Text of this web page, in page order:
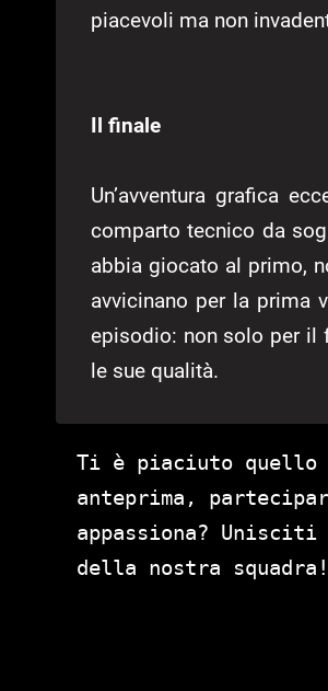
piacevoli ma non
Il finale
Un’avventura grafica
comparto tecnico da
abbia giocato al primo,
avvicinano per la prima
episodio: non solo per il
le sue qualità.
Ti è piaciuto quello
anteprima,
appassiona?
della nostra squadra!